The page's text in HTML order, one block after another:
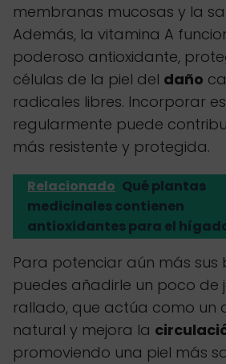
membranas mucosas y la
Además, la vitamina A
poderoso antioxidante,
células de la piel del daño
radicales libres. Incorporar
regularmente puede
más resistente y protegida.
Relacionado Qué plantas
medicinales contienen
antioxidantes para el
Para potenciar aún más sus
puedes añadirle un poco de
rallado, que actúa como un
natural y mejora la
promoviendo una piel más